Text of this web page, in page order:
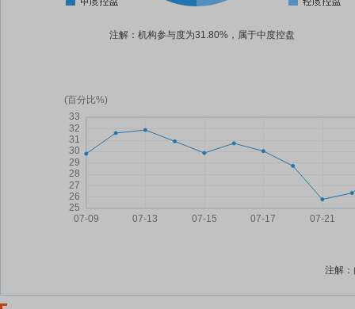
注解：机构参与度为31.80%，属于中度控盘
注解